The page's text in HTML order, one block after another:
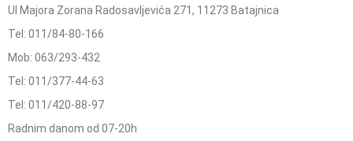
Ul Majora Zorana Radosavljevića 271, 11273 Batajnica
Tel: 011/84-80-166
Mob: 063/293-432
Tel: 011/377-44-63
Tel: 011/420-88-97
Radnim danom od 07-20h